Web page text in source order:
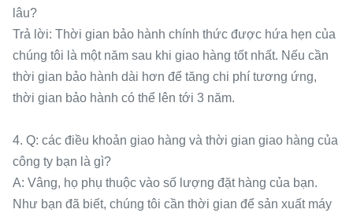
lâu?
Trả lời: Thời gian bảo hành chính thức được hứa hẹn của
chúng tôi là một năm sau khi giao hàng tốt nhất. Nếu cần
thời gian bảo hành dài hơn để tăng chi phí tương ứng,
thời gian bảo hành có thể lên tới 3 năm.
4. Q: các điều khoản giao hàng và thời gian giao hàng của
công ty bạn là gì?
A: Vâng, họ phụ thuộc vào số lượng đặt hàng của bạn.
Như bạn đã biết, chúng tôi cần thời gian để sản xuất máy